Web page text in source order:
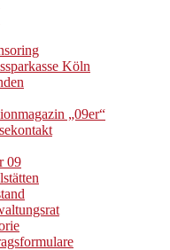
Köln
„09er“
09